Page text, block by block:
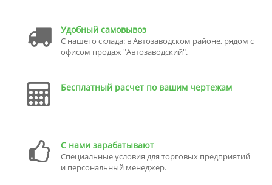
Удобный самовывоз
С нашего склада: в Автозаводском районе, рядом с
офисом продаж "Автозаводский".
Бесплатный расчет по вашим чертежам
С нами зарабатывают
Специальные условия для торговых предприятий
и персональный менеджер.